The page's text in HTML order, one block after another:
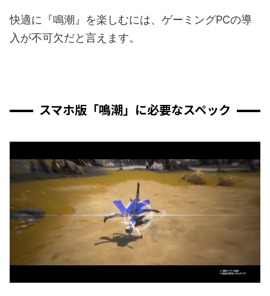
快適に『鳴潮』を楽しむには、ゲーミングPCの導
入が不可欠だと言えます。
スマホ版「鳴潮」に必要なスペック